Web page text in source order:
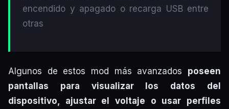
encendido y apagado o recarga USB entre
otras
Algunos de estos mod más avanzados poseen
pantallas para visualizar los datos del
dispositivo, ajustar el voltaje o usar perfiles